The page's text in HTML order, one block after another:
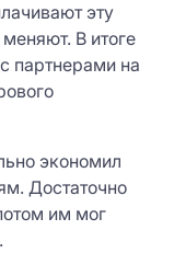
эту
В итоге
партнерами на
экономил
Достаточно
им мог